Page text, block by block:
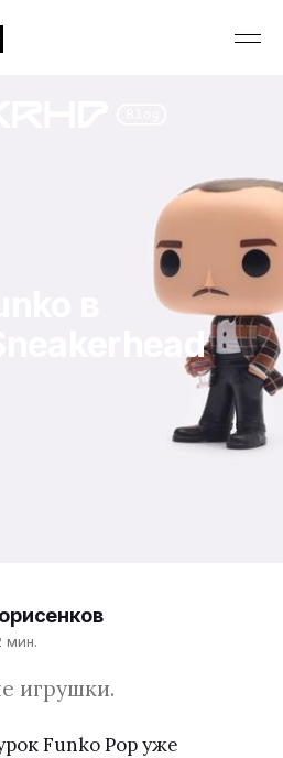
в
мин.
игрушки.
Funko Pop уже